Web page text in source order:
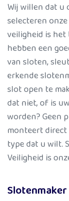
Wij willen dat u
selecteren
veiligheid is
hebben een
van sloten,
erkende
slot open te
dat niet, of is
worden? Geen
monteert
type dat u wilt.
Veiligheid is